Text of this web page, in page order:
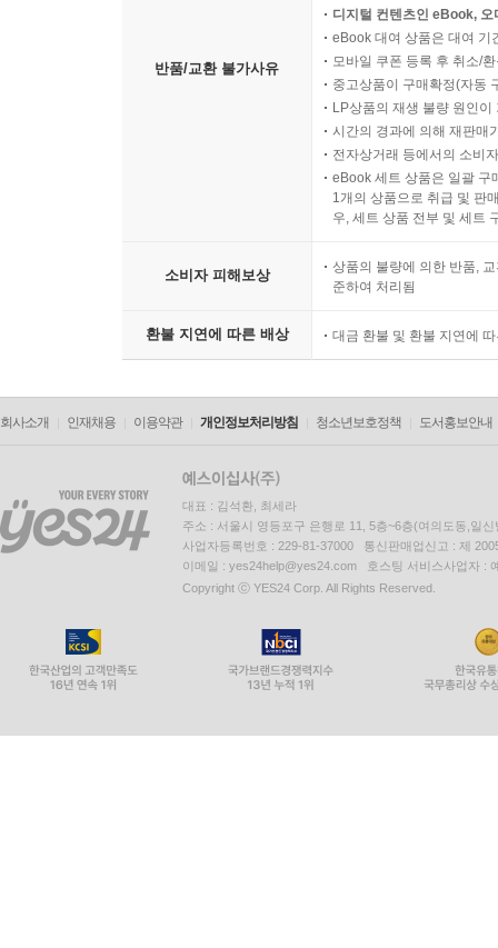
반품/교환 불가사유
디지털 컨텐츠인 eBook,
eBook 대여 상품은 대여 기
모바일 쿠폰 등록 후 취소/
중고상품이 구매확정(자동
LP상품의 재생 불량 원인
시간의 경과에 의해 재판매
전자상거래 등에서의 소비
eBook 세트 상품은 일괄 구
1개의 상품으로 취급 및 판
우, 세트 상품 전부 및 세트
소비자 피해보상
상품의 불량에 의한 반품,
준하여 처리됨
환불 지연에 따른 배상 대금 환불 및 환불 지연에
회사소개 인재채용 이용약관 개인정보처리방침 청소년보호정책 도서홍보안내
대표 : 김석환, 최세라
주소 : 서울시 영등포구 은행로 11, 5층~6층(여의도동,일신
사업자등록번호 : 229-81-37000 통신판매업신고 : 제
이메일 : yes24help@yes24.com 호스팅 서비스사업자 :
Copyright ⓒ YES24 Corp. All Rights Reserved.